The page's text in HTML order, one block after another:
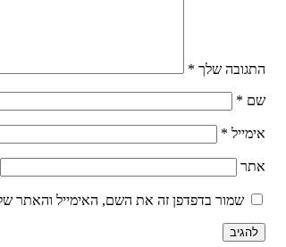
התגובה שלך *
שם *
אימייל *
אתר
שמור בדפדפן זה את השם, האימייל והאתר